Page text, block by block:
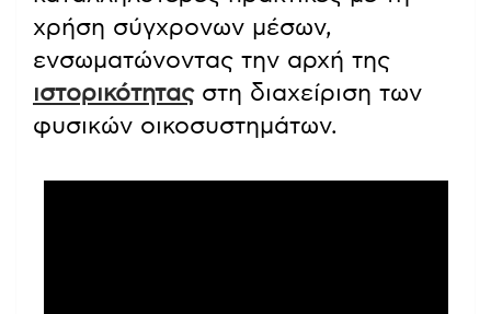
χρήση σύγχρονων μέσων,
ενσωματώνοντας την αρχή της
ιστορικότηταςστη διαχείριση των
φυσικών οικοσυστημάτων.